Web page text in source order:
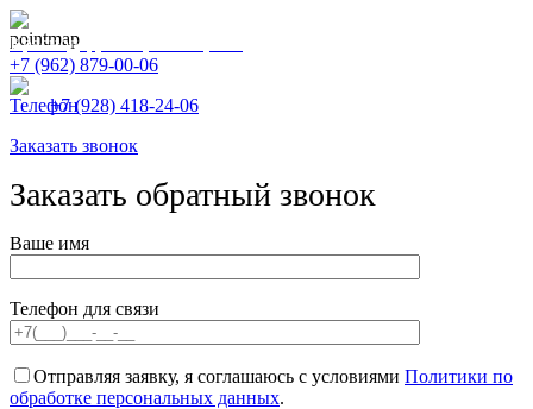
Краснодар, Улица КИМ, 166
+7 (962) 879-00-06
+7 (928) 418-24-06
Заказать звонок
Заказать обратный звонок
Ваше имя
Телефон для связи
Отправляя заявку, я соглашаюсь с условиями Политики по
обработке персональных данных.